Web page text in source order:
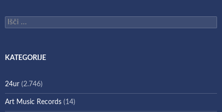
Išči:
KATEGORIJE
24ur (2.746)
Art Music Records (14)